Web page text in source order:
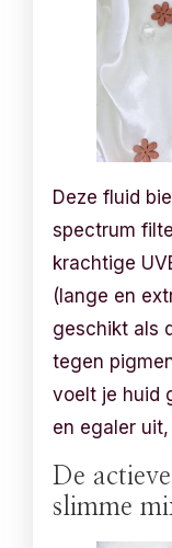
Deze fluid
spectrum
krachtige
(lange en
geschikt als
tegen
voelt je huid
en egaler
De
slimme